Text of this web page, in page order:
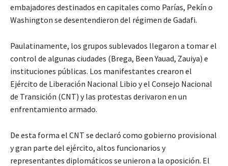
embajadores destinados en capitales como Parías, Pekín o
Washington se desentendieron del régimen de Gadafi.
Paulatinamente, los grupos sublevados llegaron a tomar el
control de algunas ciudades (Brega, Been Yauad, Zauiya) e
instituciones públicas. Los manifestantes crearon el
Ejército de Liberación Nacional Libio y el Consejo Nacional
de Transición (CNT) y las protestas derivaron en un
enfrentamiento armado.
De esta forma el CNT se declaró como gobierno provisional
y gran parte del ejército, altos funcionarios y
representantes diplomáticos se unieron a la oposición. El